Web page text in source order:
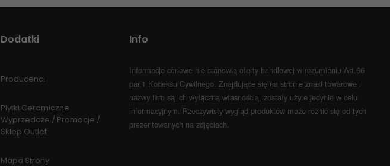
Dodatki
Producenci
Płytki Ceramiczne
Wyprzedaże / Promocje /
Sklep Outlet
Mapa Strony
Info
Informacje cenowe nie stanowią oferty handlowej w rozumieniu Art.66
par.1 Kodeksu Cywilnego. Znajdujące się na stronie znaki towarowe i
nazwy firm są ich wyłączną własnością, zostały użyte jedynie w celu
informacyjnym. Rzeczywisty wygląd produktów może różnić się od tych
prezentowanych na zdjęciach.